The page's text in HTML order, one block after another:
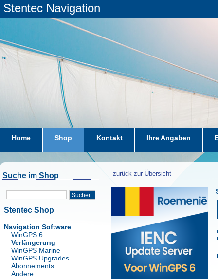
Stentec Navigation
Home Shop Kontakt Ihre Angaben
Suche im Shop
Suchen
Stentec Shop
Navigation Software
WinGPS 6
Verlängerung
WinGPS Marine
WinGPS Upgrades
Abonnements
Andere
zurück zur Übersicht